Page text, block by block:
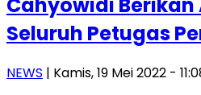
Seluruh Petugas
NEWS | Kamis, 19 Mei 2022 -